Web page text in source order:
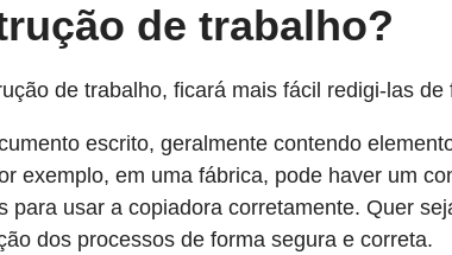
de trabalho?
de trabalho, ficará mais fácil redigi-las
escrito, geralmente contendo
exemplo, em uma fábrica, pode haver um
para usar a copiadora corretamente. Quer
dos processos de forma segura e correta.